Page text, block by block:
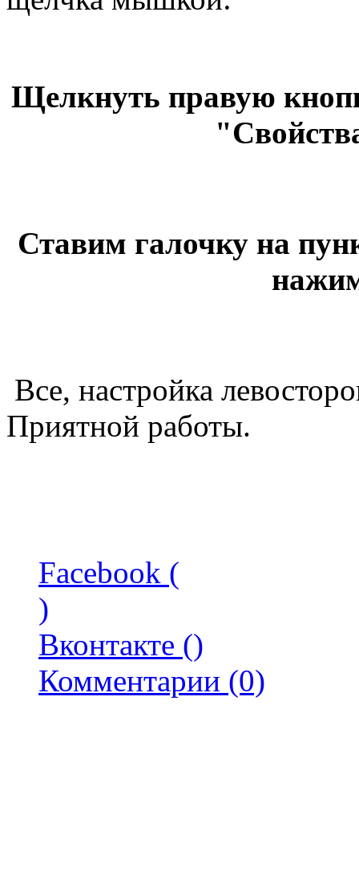
Щелкнуть правую
Ставим галочку на
Все, настройка
Приятной работы.
Facebook (
)
Вконтакте ()
Комментарии (0)